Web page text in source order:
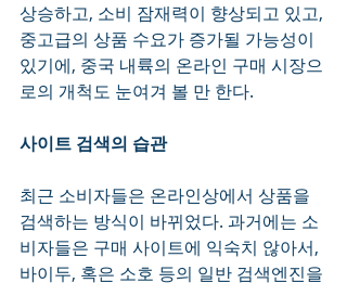
상승하고, 소비 잠재력이 향상되고 있고,
중고급의 상품 수요가 증가될 가능성이
있기에, 중국 내륙의 온라인 구매 시장으
로의 개척도 눈여겨 볼 만 한다.
사이트 검색의 습관
최근 소비자들은 온라인상에서 상품을
검색하는 방식이 바뀌었다. 과거에는 소
비자들은 구매 사이트에 익숙치 않아서,
바이두, 혹은 소호 등의 일반 검색엔진을